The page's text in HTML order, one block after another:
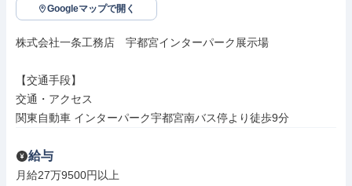
Googleマップで開く
株式会社一条工務店　宇都宮インターパーク展示場
【交通手段】
交通・アクセス
関東自動車 インターパーク宇都宮南バス停より徒歩9分
給与
月給27万9500円以上